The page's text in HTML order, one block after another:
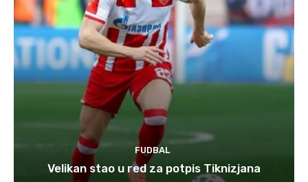
FUDBAL
Velikan stao u red za potpis Tiknizjana